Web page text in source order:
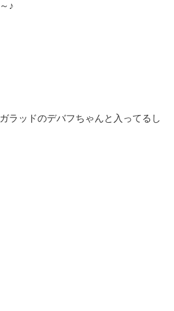
♪
ラッドのデバフちゃんと入ってるし